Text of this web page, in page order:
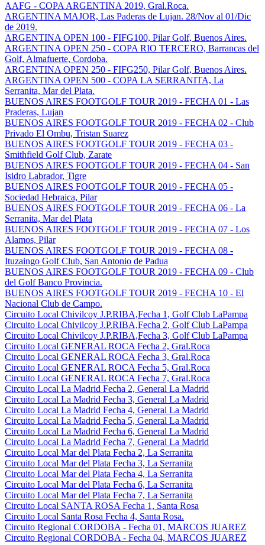
AAFG - COPA ARGENTINA 2019, Gral.Roca.
ARGENTINA MAJOR, Las Paderas de Lujan. 28/Nov al 01/Dic
de 2019.
ARGENTINA OPEN 100 - FIFG100, Pilar Golf, Buenos Aires.
ARGENTINA OPEN 250 - COPA RIO TERCERO, Barrancas del
Golf, Almafuerte, Cordoba.
ARGENTINA OPEN 250 - FIFG250, Pilar Golf, Buenos Aires.
ARGENTINA OPEN 500 - COPA LA SERRANITA, La
Serranita, Mar del Plata.
BUENOS AIRES FOOTGOLF TOUR 2019 - FECHA 01 - Las
Praderas, Lujan
BUENOS AIRES FOOTGOLF TOUR 2019 - FECHA 02 - Club
Privado El Ombu, Tristan Suarez
BUENOS AIRES FOOTGOLF TOUR 2019 - FECHA 03 -
Smithfield Golf Club, Zarate
BUENOS AIRES FOOTGOLF TOUR 2019 - FECHA 04 - San
Isidro Labrador, Tigre
BUENOS AIRES FOOTGOLF TOUR 2019 - FECHA 05 -
Sociedad Hebraica, Pilar
BUENOS AIRES FOOTGOLF TOUR 2019 - FECHA 06 - La
Serranita, Mar del Plata
BUENOS AIRES FOOTGOLF TOUR 2019 - FECHA 07 - Los
Alamos, Pilar
BUENOS AIRES FOOTGOLF TOUR 2019 - FECHA 08 -
Ituzaingo Golf Club, San Antonio de Padua
BUENOS AIRES FOOTGOLF TOUR 2019 - FECHA 09 - Club
del Golf Banco Provincia.
BUENOS AIRES FOOTGOLF TOUR 2019 - FECHA 10 - El
Nacional Club de Campo.
Circuito Local Chivilcoy J.P.RIBA,Fecha 1, Golf Club LaPampa
Circuito Local Chivilcoy J.P.RIBA,Fecha 2, Golf Club LaPampa
Circuito Local Chivilcoy J.P.RIBA,Fecha 3, Golf Club LaPampa
Circuito Local GENERAL ROCA Fecha 2, Gral.Roca
Circuito Local GENERAL ROCA Fecha 3, Gral.Roca
Circuito Local GENERAL ROCA Fecha 5, Gral.Roca
Circuito Local GENERAL ROCA Fecha 7, Gral.Roca
Circuito Local La Madrid Fecha 2, General La Madrid
Circuito Local La Madrid Fecha 3, General La Madrid
Circuito Local La Madrid Fecha 4, General La Madrid
Circuito Local La Madrid Fecha 5, General La Madrid
Circuito Local La Madrid Fecha 6, General La Madrid
Circuito Local La Madrid Fecha 7, General La Madrid
Circuito Local Mar del Plata Fecha 2, La Serranita
Circuito Local Mar del Plata Fecha 3, La Serranita
Circuito Local Mar del Plata Fecha 4, La Serranita
Circuito Local Mar del Plata Fecha 6, La Serranita
Circuito Local Mar del Plata Fecha 7, La Serranita
Circuito Local SANTA ROSA Fecha 1, Santa Rosa
Circuito Local Santa Rosa Fecha 4, Santa Rosa.
Circuito Regional CORDOBA - Fecha 01, MARCOS JUAREZ
Circuito Regional CORDOBA - Fecha 04, MARCOS JUAREZ